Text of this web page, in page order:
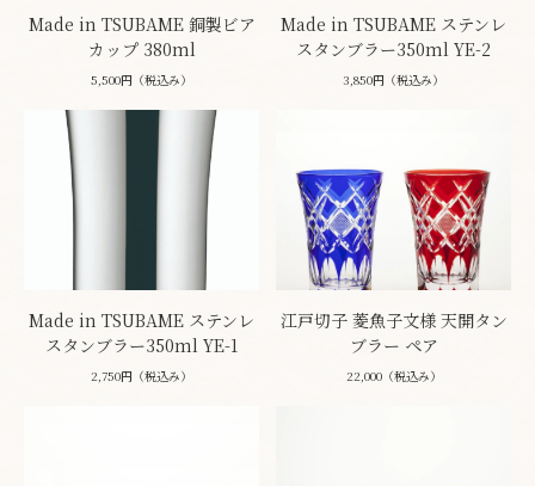
Made in TSUBAME 銅製ビア
カップ 380ml
5,500円（税込み）
Made in TSUBAME ステンレ
スタンブラー350ml YE-2
3,850円（税込み）
Made in TSUBAME ステンレ
スタンブラー350ml YE-1
2,750円（税込み）
江戸切子 菱魚子文様 天開タン
ブラー ペア
22,000（税込み）